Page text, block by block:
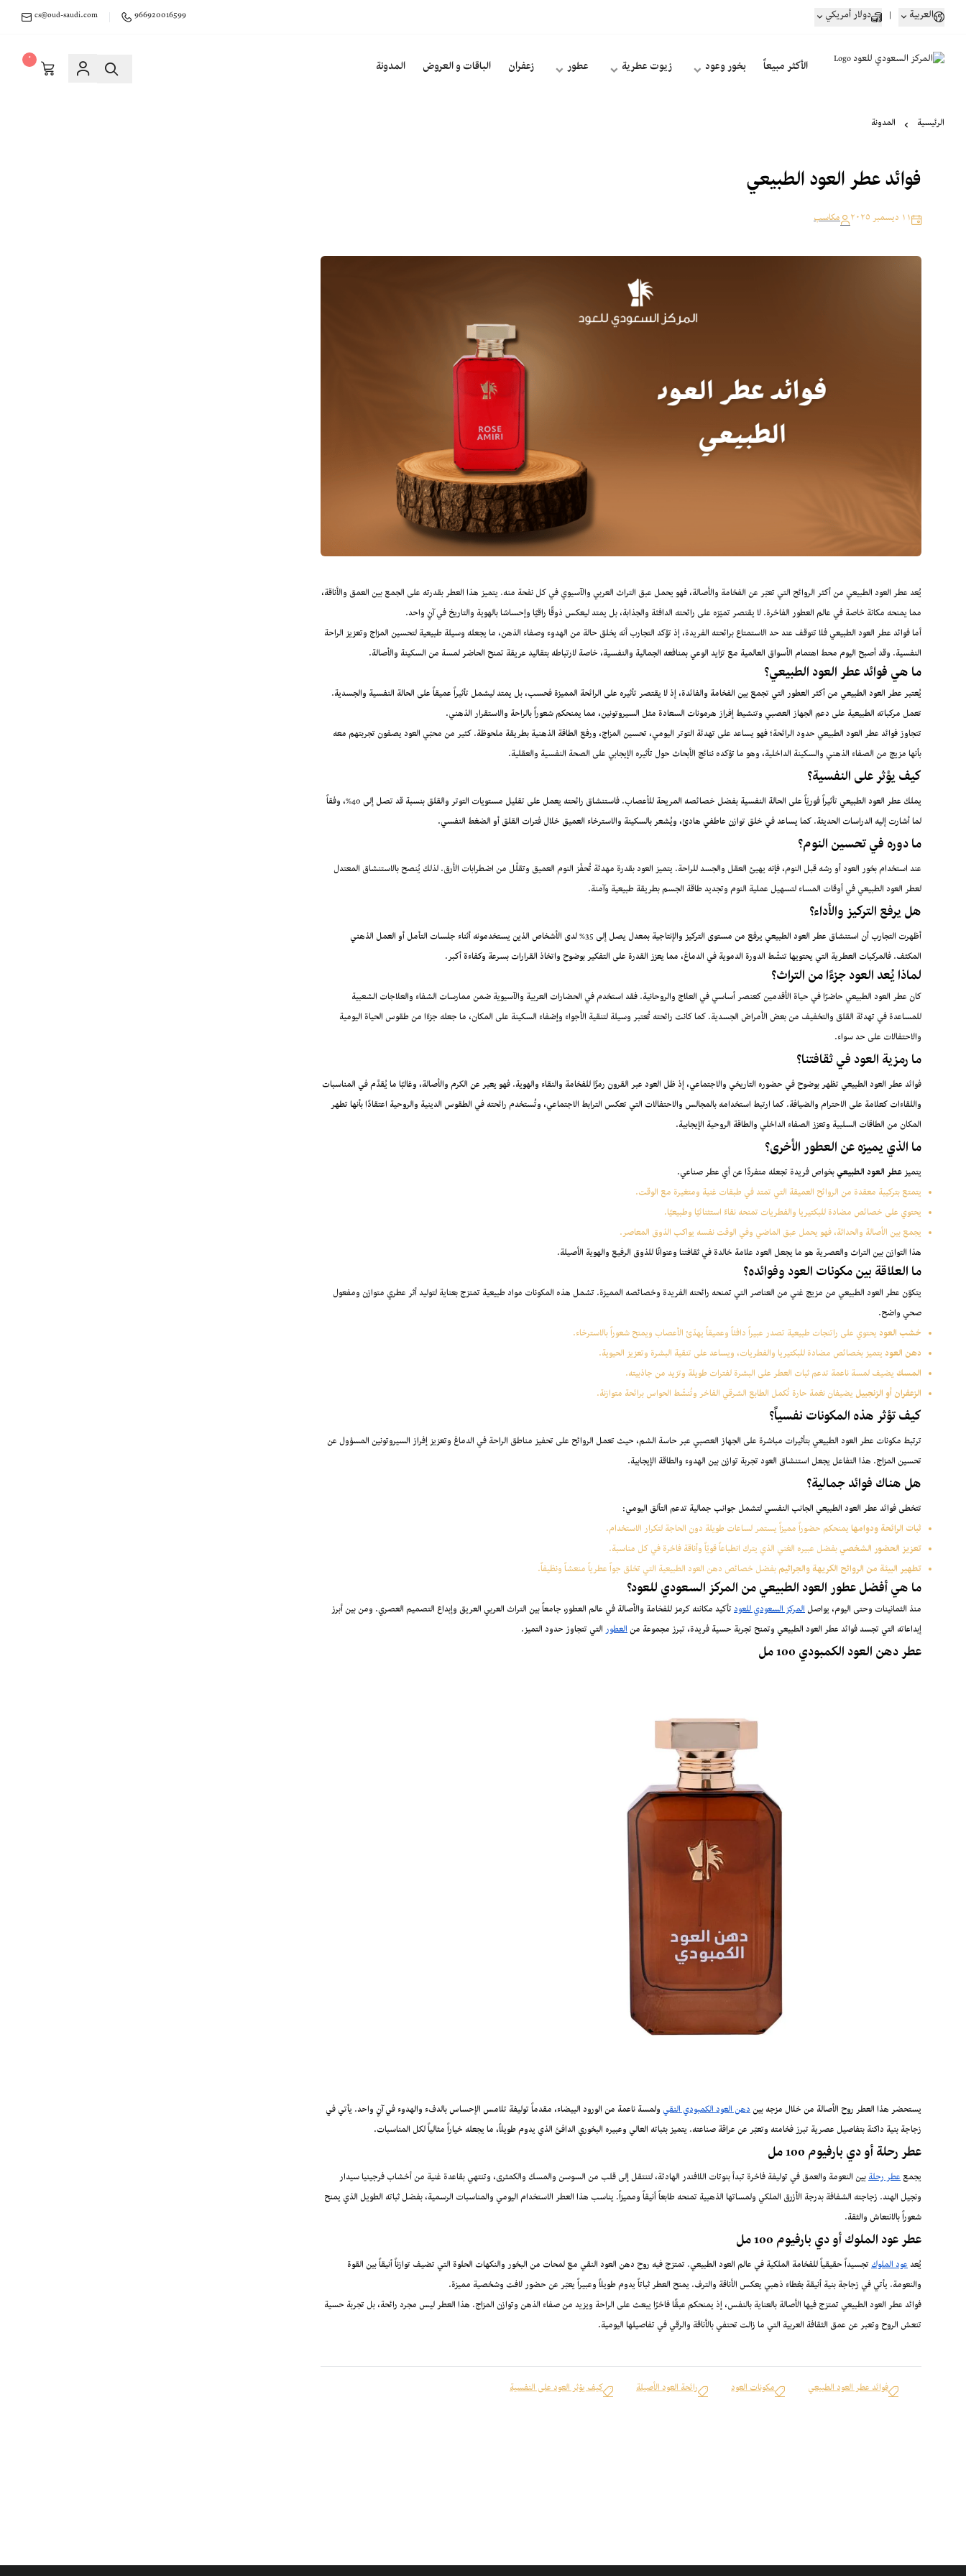
العربية | دولار أمريكي 966920016599
cs@oud-saudi.com
الأكثر مبيعاً بخور وعود زيوت عطرية عطور زعفران الباقات و العروض المدونة
٠
الرئيسية المدونة
فوائد عطر العود الطبيعي
١١ ديسمبر ٢٠٢٥ مكاسب
يُعد عطر العود الطبيعي من أكثر الروائح التي تعبّر عن الفخامة والأصالة، فهو يحمل عبق التراث العربي والآسيوي في كل نفحة منه. يتميز هذا العطر بقدرته على الجمع بين العمق والأناقة،
مما يمنحه مكانة خاصة في عالم العطور الفاخرة. لا يقتصر تميّزه على رائحته الدافئة والجذابة، بل يمتد ليعكس ذوقًا راقيًا وإحساسًا بالهوية والتاريخ في آنٍ واحد.
أما فوائد عطر العود الطبيعي فلا تتوقف عند حد الاستمتاع برائحته الفريدة، إذ تؤكد التجارب أنه يخلق حالة من الهدوء وصفاء الذهن، ما يجعله وسيلة طبيعية لتحسين المزاج وتعزيز الراحة
النفسية. وقد أصبح اليوم محط اهتمام الأسواق العالمية مع تزايد الوعي بمنافعه الجمالية والنفسية، خاصة لارتباطه بتقاليد عريقة تمنح الحاضر لمسة من السكينة والأصالة.
ما هي فوائد عطر العود الطبيعي؟
يُعتبر عطر العود الطبيعي من أكثر العطور التي تجمع بين الفخامة والفائدة، إذ لا يقتصر تأثيره على الرائحة المميزة فحسب، بل يمتد ليشمل تأثيراً عميقاً على الحالة النفسية والجسدية.
تعمل مركباته الطبيعية على دعم الجهاز العصبي وتنشيط إفراز هرمونات السعادة مثل السيروتونين، مما يمنحكم شعوراً بالراحة والاستقرار الذهني.
تتجاوز فوائد عطر العود الطبيعي حدود الرائحة؛ فهو يساعد على تهدئة التوتر اليومي، تحسين المزاج، ورفع الطاقة الذهنية بطريقة ملحوظة. كثير من محبّي العود يصفون تجربتهم معه
بأنها مزيج من الصفاء الذهني والسكينة الداخلية، وهو ما تؤكده نتائج الأبحاث حول تأثيره الإيجابي على الصحة النفسية والعقلية.
كيف يؤثر على النفسية؟
يملك عطر العود الطبيعي تأثيراً فوريّاً على الحالة النفسية بفضل خصائصه المريحة للأعصاب. فاستنشاق رائحته يعمل على تقليل مستويات التوتر والقلق بنسبة قد تصل إلى 40%، وفقاً
لما أشارت إليه الدراسات الحديثة. كما يساعد في خلق توازن عاطفي هادئ، ويُشعر بالسكينة والاسترخاء العميق خلال فترات القلق أو الضغط النفسي.
ما دوره في تحسين النوم؟
عند استخدام بخور العود أو رشه قبل النوم، فإنه يهيئ العقل والجسد للراحة. يتميز العود بقدرة مهدئة تُحفّز النوم العميق وتقلّل من اضطرابات الأرق. لذلك يُنصح بالاستنشاق المعتدل
لعطر العود الطبيعي في أوقات المساء لتسهيل عملية النوم وتجديد طاقة الجسم بطريقة طبيعية وآمنة.
هل يرفع التركيز والأداء؟
أظهرت التجارب أن استنشاق عطر العود الطبيعي يرفع من مستوى التركيز والإنتاجية بمعدل يصل إلى 35% لدى الأشخاص الذين يستخدمونه أثناء جلسات التأمل أو العمل الذهني
المكثف. فالمركبات العطرية التي يحتويها تنشّط الدورة الدموية في الدماغ، مما يعزز القدرة على التفكير بوضوح واتخاذ القرارات بسرعة وكفاءة أكبر.
لماذا يُعد العود جزءًا من التراث؟
كان عطر العود الطبيعي حاضرًا في حياة الأقدمين كعنصر أساسي في العلاج والروحانية. فقد استخدم في الحضارات العربية والآسيوية ضمن ممارسات الشفاء والعلاجات الشعبية
للمساعدة في تهدئة القلق والتخفيف من بعض الأمراض الجسدية. كما كانت رائحته تُعتبر وسيلة لتنقية الأجواء وإضفاء السكينة على المكان، ما جعله جزءًا من طقوس الحياة اليومية
والاحتفالات على حد سواء.
ما رمزية العود في ثقافتنا؟
فوائد عطر العود الطبيعي تظهر بوضوح في حضوره التاريخي والاجتماعي، إذ ظل العود عبر القرون رمزًا للفخامة والنقاء والهوية. فهو يعبر عن الكرم والأصالة، وغالبًا ما يُقدَّم في المناسبات
واللقاءات كعلامة على الاحترام والضيافة. كما ارتبط استخدامه بالمجالس والاحتفالات التي تعكس الترابط الاجتماعي، وتُستخدم رائحته في الطقوس الدينية والروحية اعتقادًا بأنها تطهر
المكان من الطاقات السلبية وتعزز الصفاء الداخلي والطاقة الروحية الإيجابية.
ما الذي يميزه عن العطور الأخرى؟
يتميزعطر العود الطبيعيبخواص فريدة تجعله متفردًا عن أي عطر صناعي.
يتمتع بتركيبة معقدة من الروائح العميقة التي تمتد في طبقات غنية ومتغيرة مع الوقت.
يحتوي على خصائص مضادة للبكتيريا والفطريات تمنحه نقاءً استثنائيًا وطبيعيًا.
يجمع بين الأصالة والحداثة، فهو يحمل عبق الماضي وفي الوقت نفسه يواكب الذوق المعاصر.
هذا التوازن بين التراث والعصرية هو ما يجعل العود علامة خالدة في ثقافتنا وعنوانًا للذوق الرفيع والهوية الأصيلة.
ما العلاقة بين مكونات العود وفوائده؟
يتكوّن عطر العود الطبيعي من مزيج غني من العناصر التي تمنحه رائحته الفريدة وخصائصه المميزة. تشمل هذه المكونات مواد طبيعية تمتزج بعناية لتوليد أثر عطري متوازن ومفعول
صحي واضح.
خشب العوديحتوي على راتنجات طبيعية تصدر عبيراً دافئاً وعميقاً يهدّئ الأعصاب ويمنح شعوراً بالاسترخاء.
دهن العوديتميز بخصائص مضادة للبكتيريا والفطريات، ويساعد على تنقية البشرة وتعزيز الحيوية.
المسكيضيف لمسة ناعمة تدعم ثبات العطر على البشرة لفترات طويلة وتزيد من جاذبيته.
الزعفران أو الزنجبيليضيفان نغمة حارة تُكمل الطابع الشرقي الفاخر وتُنشّط الحواس برائحة متوازنة.
كيف تؤثر هذه المكونات نفسياً؟
ترتبط مكونات عطر العود الطبيعي بتأثيرات مباشرة على الجهاز العصبي عبر حاسة الشم، حيث تعمل الروائح على تحفيز مناطق الراحة في الدماغ وتعزيز إفراز السيروتونين المسؤول عن
تحسين المزاج. هذا التفاعل يجعل استنشاق العود تجربة توازن بين الهدوء والطاقة الإيجابية.
هل هناك فوائد جمالية؟
تتخطى فوائد عطر العود الطبيعي الجانب النفسي لتشمل جوانب جمالية تدعم التألق اليومي:
ثبات الرائحة ودوامهايمنحكم حضوراً مميزاً يستمر لساعات طويلة دون الحاجة لتكرار الاستخدام.
تعزيز الحضور الشخصيبفضل عبيره الغني الذي يترك انطباعاً قويّاً وأناقة فاخرة في كل مناسبة.
تطهير البيئة من الروائح الكريهة والجراثيمبفضل خصائص دهن العود الطبيعية التي تخلق جواً عطرياً منعشاً ونظيفاً.
ما هي أفضل عطور العود الطبيعي من المركز السعودي للعود؟
منذ الثمانينات وحتى اليوم، يواصلالمركز السعودي للعودتأكيد مكانته كرمز للفخامة والأصالة في عالم العطور، جامعاً بين التراث العربي العريق وإبداع التصميم العصري. ومن بين أبرز
إبداعاته التي تجسد فوائد عطر العود الطبيعي وتمنح تجربة حسية فريدة، تبرز مجموعة منالعطورالتي تتجاوز حدود التميز.
عطر دهن العود الكمبودي 100 مل
يستحضر هذا العطر روح الأصالة من خلال مزجه بيندهن العود الكمبودي النقيولمسة ناعمة من الورود البيضاء، مقدماً توليفة تلامس الإحساس بالدفء والهدوء في آنٍ واحد. يأتي في
زجاجة بنية داكنة بتفاصيل عصرية تبرز فخامته وتعبّر عن عراقة صناعته. يتميز بثباته العالي وعبيره البخوري الدافئ الذي يدوم طويلاً، ما يجعله خياراً مثالياً لكل المناسبات.
عطر رحلة أو دي بارفيوم 100 مل
يجمععطر رحلةبين النعومة والعمق في توليفة فاخرة تبدأ بنوتات اللافندر الهادئة، لتنتقل إلى قلب من السوسن والمسك والكمثرى، وتنتهي بقاعدة غنية من أخشاب فرجينيا سيدار
ونجيل الهند. زجاجته الشفافة بدرجة الأزرق الملكي ولمساتها الذهبية تمنحه طابعاً أنيقاً ومميزاً. يناسب هذا العطر الاستخدام اليومي والمناسبات الرسمية، بفضل ثباته الطويل الذي يمنح
شعوراً بالانتعاش والثقة.
عطر عود الملوك أو دي بارفيوم 100 مل
يُعدعود الملوكتجسيداً حقيقياً للفخامة الملكية في عالم العود الطبيعي. تمتزج فيه روح دهن العود النقي مع لمحات من البخور والنكهات الحلوة التي تضيف توازناً أنيقاً بين القوة
والنعومة. يأتي في زجاجة بنية أنيقة بغطاء ذهبي يعكس الأناقة والترف. يمنح العطر ثباتاً يدوم طويلاً وعبيراً يعبّر عن حضور لافت وشخصية مميزة.
فوائد عطر العود الطبيعي تمتزج فيها الأصالة بالعناية بالنفس، إذ يمنحكم عبقًا فاخرًا يبعث على الراحة ويزيد من صفاء الذهن وتوازن المزاج. هذا العطر ليس مجرد رائحة، بل تجربة حسية
تنعش الروح وتعبر عن عمق الثقافة العربية التي ما زالت تحتفي بالأناقة والرقي في تفاصيلها اليومية.
فوائد عطر العود الطبيعي مكونات العود رائحة العود الأصيلة كيف يؤثر العود على النفسية